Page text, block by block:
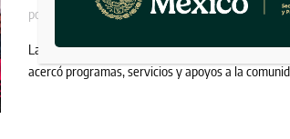
por MEXICO COMUNICA 2026-07-31
La estrategia impulsada por la presidenta de
acercó programas, servicios y apoyos a la